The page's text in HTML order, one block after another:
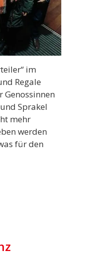
im
Regale
Genossinnen
Sprakel
mehr
werden
für den